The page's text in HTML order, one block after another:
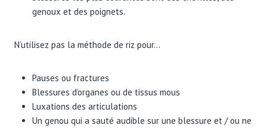
genoux et des poignets.
N’utilisez pas la méthode de riz pour…
Pauses ou fractures
Blessures d’organes ou de tissus mous
Luxations des articulations
Un genou qui a sauté audible sur une blessure et / ou ne